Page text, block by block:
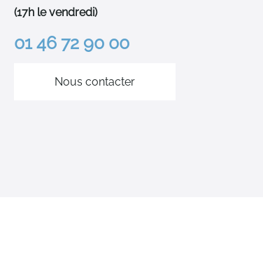
(17h le vendredi)
01 46 72 90 00
Nous contacter